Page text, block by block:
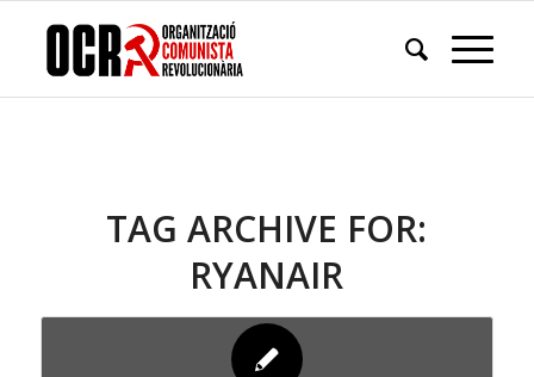
TAG ARCHIVE FOR:
RYANAIR